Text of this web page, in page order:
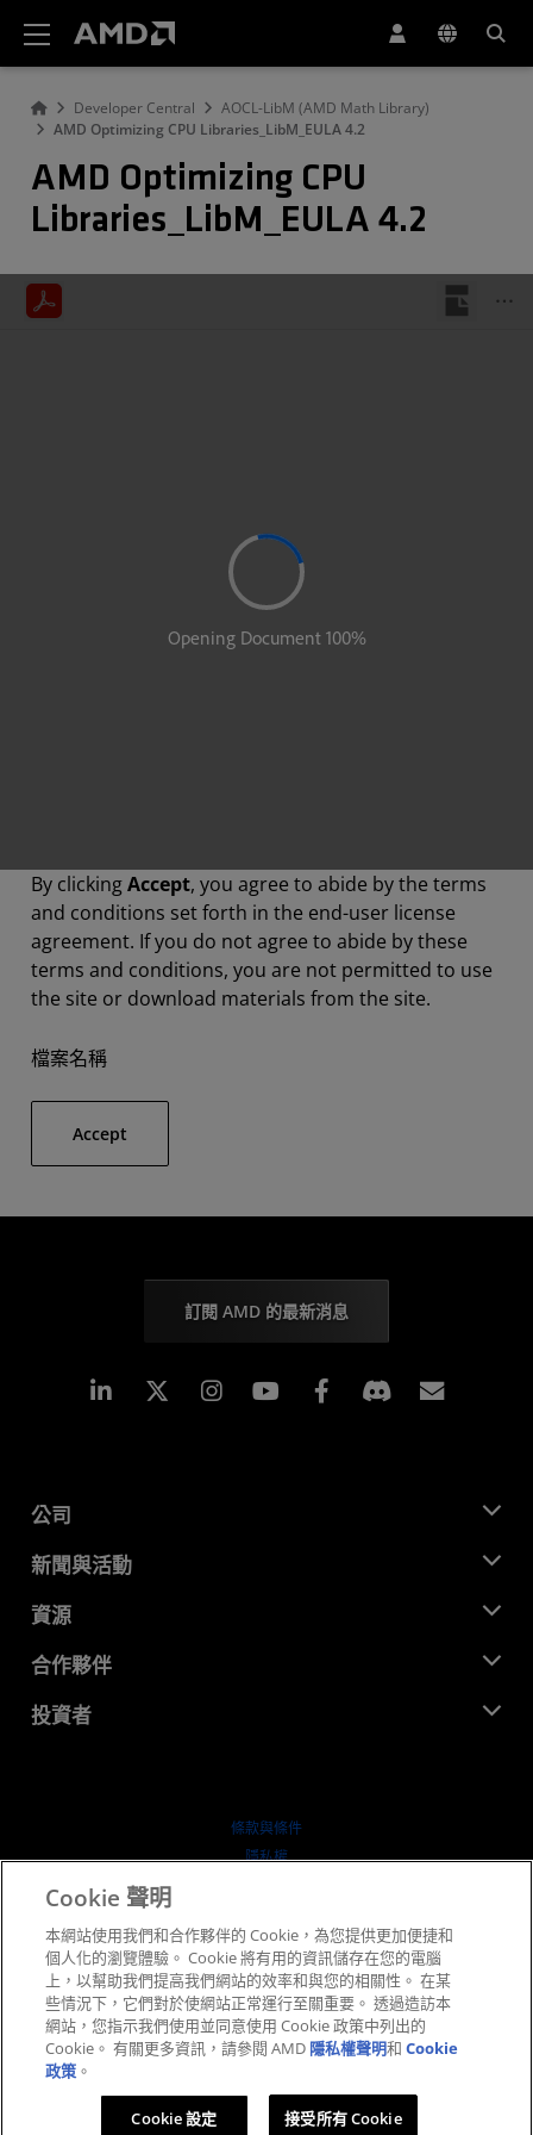
Developer Central
AOCL-LibM (AMD Math Library)
AMD Optimizing CPU Libraries_LibM_EULA 4.2
AMD Optimizing CPU
Libraries_LibM_EULA 4.2
By clickingAccept, you agree to abide by the terms
and conditions set forth in the end-user license
agreement. If you do not agree to abide by these
terms and conditions, you are not permitted to use
the site or download materials from the site.
檔案名稱
Accept
訂閱 AMD 的最新消息
Linkedin Instagram Facebook
公司
關於 AMD
企業責任
招聘
聯絡我們
新聞與活動
新聞室
媒體庫
資源
開發者中心
案例研究
合作夥伴
AMD 合作夥伴中心
投資者
條款與條件
隱私權
公平公開競爭
英國稅務策略
Cookie 政策
Cookie 設定
Cookie 聲明
本網站使用我們和合作夥伴的 Cookie，為您提供更加便捷和
個人化的瀏覽體驗。 Cookie 將有用的資訊儲存在您的電腦
上，以幫助我們提高我們網站的效率和與您的相關性。 在某
些情況下，它們對於使網站正常運行至關重要。 透過造訪本
網站，您指示我們使用並同意使用 Cookie 政策中列出的
Cookie。 有關更多資訊，請參閱 AMD 隱私權聲明和Cookie
政策 。
Cookie 設定 接受所有 Cookie